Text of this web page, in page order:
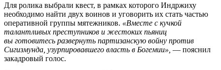
Для ролика выбрали квест, в рамках которого Индржиху
необходимо найти двух воинов и уговорить их стать частью
оперативной группы мятежников. «Вместе с кучкой
талантливых преступников и жестоких пьяниц
вы готовитесь развернуть партизанскую войну против
Сигизмунда, узурпировавшего власть в Богемии», — пояснил
закадровый голос.